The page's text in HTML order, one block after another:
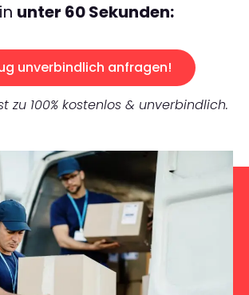
unter 60 Sekunden:
unverbindlich anfragen!
zu 100% kostenlos & unverbindlich.